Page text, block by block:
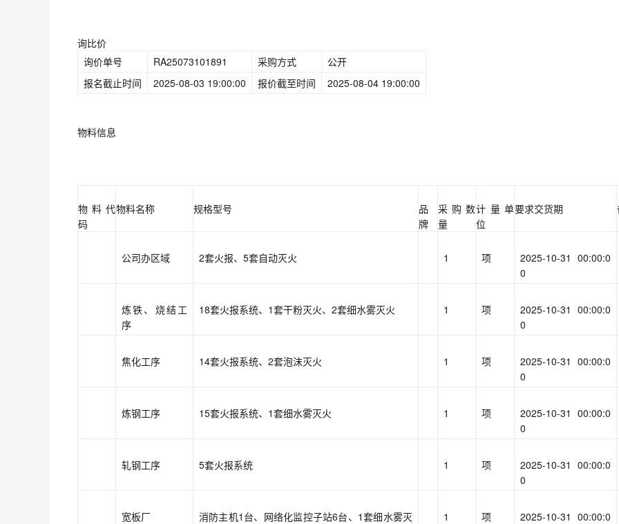
询比价
询价单号
RA25073101891 采购方式
公开
报名截止时间
2025-08-03 19:00:00 报价截至时间 2025-08-04 19:00:00
物料信息
物料代
码
物料名称 规格型号
品
牌
采购数
量
计量单
位
要求交货期
公司办区域 2套火报、5套自动灭火 1 项
2025-10-31 00:00:0
0
炼铁、烧结工
序
18套火报系统、1套干粉灭火、2套细水雾灭火 1 项
2025-10-31 00:00:0
0
焦化工序 14套火报系统、2套泡沫灭火 1 项
2025-10-31 00:00:0
0
炼钢工序 15套火报系统、1套细水雾灭火 1 项
2025-10-31 00:00:0
0
轧钢工序 5套火报系统 1 项
2025-10-31 00:00:0
0
宽板厂
消防主机1台、网络化监控子站6台、1套细水雾灭
1 项
2025-10-31 00:00:0